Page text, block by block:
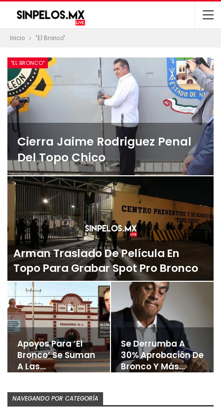
Inicio "El Bronco"
"EL BRONCO"
Cierra Jaime Rodriguez Penal
Del Topo Chico
Arman Traslado De Película En
Topo Para Grabar Spot Pro Bronco
Apoyos Para ‘El
Bronco’ Se Suman
A Las…
Se Derrumba A
30% Aprobación De
Bronco Y Más…
NAVEGANDO POR CATEGORÍA